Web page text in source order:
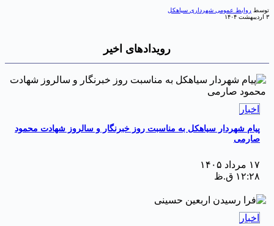
روابط عمومی شهرداری سیاهکل
رویدادهای اخیر
اخبار
پیام شهردار سیاهکل به مناسبت روز خبرنگار و سالروز شهادت محمود
صارمی
۱۷ مرداد ۱۴۰۵
۱۲:۲۸ ق.ظ
اخبار